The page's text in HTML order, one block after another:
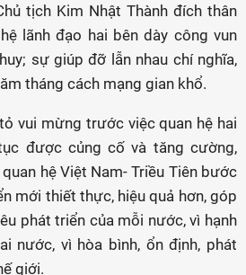
tịch Kim Nhật Thành đích thân
lãnh đạo hai bên dày công vun
sự giúp đỡ lẫn nhau chí nghĩa,
tháng cách mạng gian khổ.
vui mừng trước việc quan hệ hai
được củng cố và tăng cường,
hệ Việt Nam- Triều Tiên bước
mới thiết thực, hiệu quả hơn, góp
phát triển của mỗi nước, vì hạnh
nước, vì hòa bình, ổn định, phát
giới.